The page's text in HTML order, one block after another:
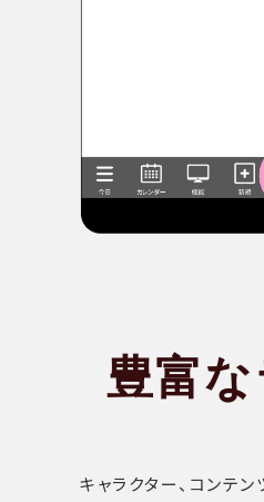
豊富な
キャラクター、コンテ